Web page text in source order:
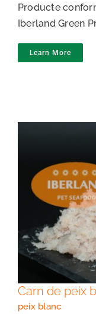
Producte
Iberland Green
Learn More
Carn
Carn de peix
peix blanc